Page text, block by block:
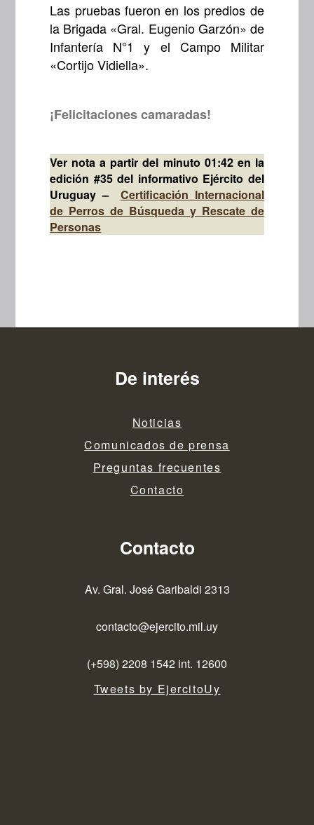
Las pruebas fueron en los predios de
la Brigada «Gral. Eugenio Garzón» de
Infantería N°1 y el Campo Militar
«Cortijo Vidiella».
¡Felicitaciones camaradas!
Ver nota a partir del minuto 01:42 en la
edición #35 del informativo Ejército del
Uruguay –Certificación Internacional
de Perros de Búsqueda y Rescate de
Personas
De interés
Noticias
Comunicados de prensa
Preguntas frecuentes
Contacto
Contacto
Av. Gral. José Garibaldi 2313
contacto@ejercito.mil.uy
(+598) 2208 1542 int. 12600
Tweets by EjercitoUy